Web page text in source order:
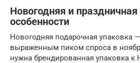
Новогодняя и праздничная
особенности
Новогодняя подарочная упаковка
выраженным пиком спроса в
нужна брендированная упаковка к